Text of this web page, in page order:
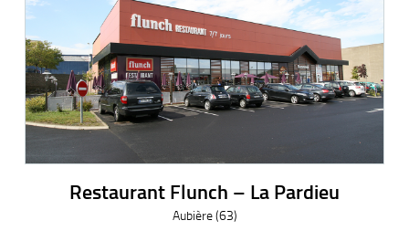
Restaurant Flunch – La Pardieu
Aubière (63)